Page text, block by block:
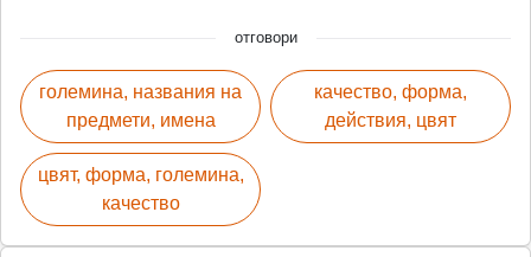
отговори
големина, названия на
предмети, имена
цвят, форма, големина,
качество
качество, форма,
действия, цвят